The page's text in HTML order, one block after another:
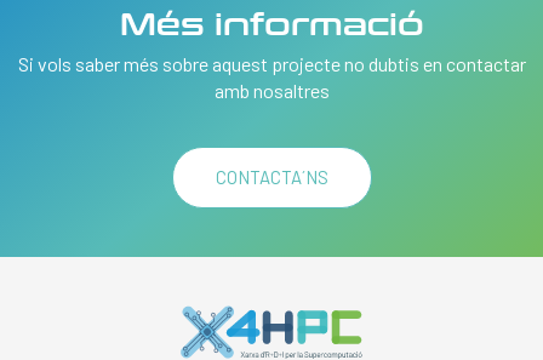
Més informació
Si vols saber més sobre aquest projecte no dubtis en contactar
amb nosaltres
CONTACTA´NS